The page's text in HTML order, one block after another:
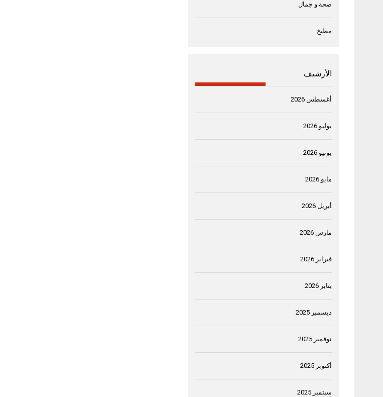
صحة و جمال
مطبخ
الأرشيف
أغسطس 2026
يوليو 2026
يونيو 2026
مايو 2026
أبريل 2026
مارس 2026
فبراير 2026
يناير 2026
ديسمبر 2025
نوفمبر 2025
أكتوبر 2025
سبتمبر 2025